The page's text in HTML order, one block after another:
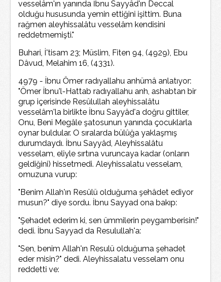
vesselâm'ın yanında İbnu Sayyâd'ın Deccal
olduğu hususunda yemin ettiğini işittim. Buna
rağmen aleyhissalâtu vesselâm kendisini
reddetmemişti."
Buhari, İ'tisam 23; Müslim, Fiten 94, (4929), Ebu
Dâvud, Melahim 16, (4331).
4979 - İbnu Ömer radıyallahu anhümâ anlatıyor:
"Ömer İbnu'l-Hattab radıyallahu anh, ashabtan bir
grup içerisinde Resûlullah aleyhissalâtu
vesselâm'la birlikte İbnu Sayyâd'a doğru gittiler,
Onu, Beni Megâle şatosunun yanında çocuklarla
oynar buldular. O sıralarda bülûğa yaklaşmış
durumdaydı. İbnu Sayyâd, Aleyhissalâtu
vesselam, eliyle sırtına vuruncaya kadar (onların
geldiğini) hissetmedi. Aleyhissalatu vesselam,
omuzuna vurup:
"Benim Allah'ın Resûlü olduğuma şehâdet ediyor
musun?" diye sordu. İbnu Sayyad ona bakıp:
"Şehadet ederim ki, sen ümmilerin peygamberisin!"
dedi. İbnu Sayyad da Resulullah'a:
"Sen, benim Allah'ın Resulü olduğuma şehadet
eder misin?" dedi. Aleyhissalatu vesselam onu
reddetti ve: